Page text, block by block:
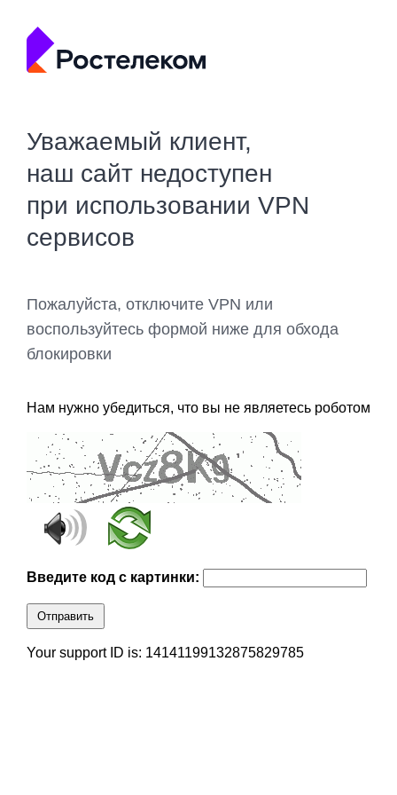
Уважаемый клиент,
наш сайт недоступен
при использовании VPN
сервисов
Пожалуйста, отключите VPN или
воспользуйтесь формой ниже для обхода
блокировки
Нам нужно убедиться, что вы не являетесь роботом
Введите код с картинки:
Отправить
Your support ID is: 14141199132875829785